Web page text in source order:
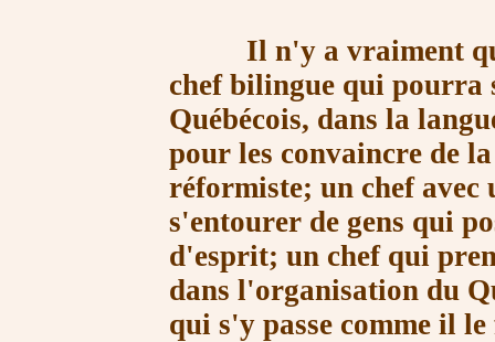
Il n'y a vraiment
chef bilingue qui pourra
Québécois, dans la
pour les convaincre de
réformiste; un chef avec
s'entourer de gens qui
d'esprit; un chef qui
dans l'organisation du
qui s'y passe comme il